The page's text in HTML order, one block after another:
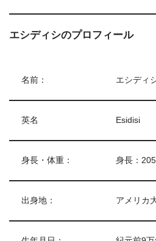
エシディシのプロフィール
名前： エシディ
英名 Esidisi
身長・体重： 身長：
出身地： アメリカ